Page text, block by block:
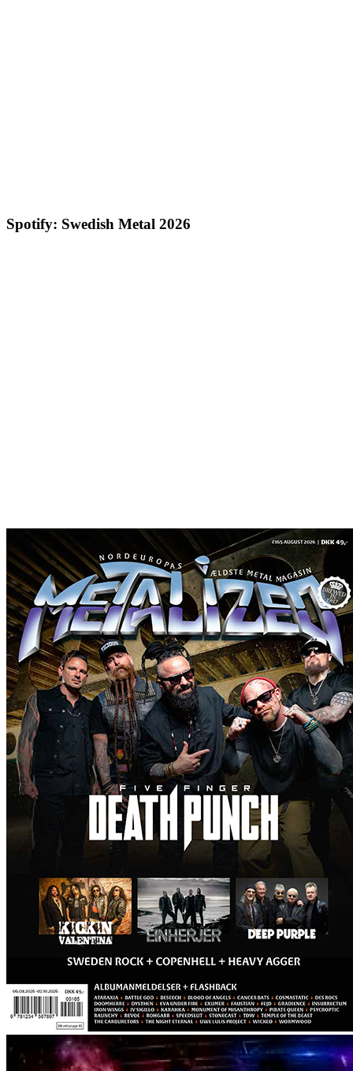
Spotify: Swedish Metal 2026